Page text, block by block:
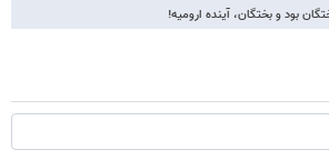
بود و بختگان، آینده ارومیه!